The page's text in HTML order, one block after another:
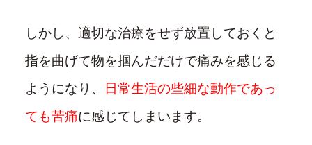
しかし、適切な治療をせず放置しておくと
指を曲げて物を掴んだだけで痛みを感じる
ようになり、
日常生活の些細な動作であっ
ても苦痛に感じてしまいます。